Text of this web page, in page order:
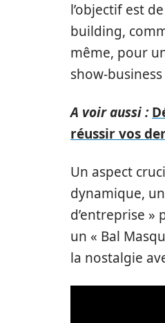
l’objectif est
building,
même, pour
show-
A voir aussi :
réussir vos
Un aspect
dynamique,
d’entreprise
un « Bal
la nostalgie